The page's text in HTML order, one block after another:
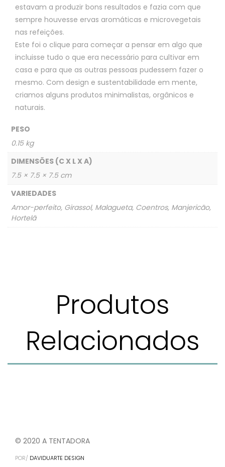
estavam a produzir bons resultados e fazia com que
sempre houvesse ervas aromáticas e microvegetais
nas refeições.
Este foi o clique para começar a pensar em algo que
incluisse tudo o que era necessário para cultivar em
casa e para que as outras pessoas pudessem fazer o
mesmo. Com design e sustentabilidade em mente,
criamos alguns produtos minimalistas, orgânicos e
naturais.
PESO
0.15 kg
DIMENSÕES (C X L X A)
7.5 × 7.5 × 7.5 cm
VARIEDADES
Amor-perfeito, Girassol, Malagueta, Coentros, Manjericão,
Hortelã
Produtos
Relacionados
© 2020 A TENTADORA
POR/ DAVIDUARTE DESIGN